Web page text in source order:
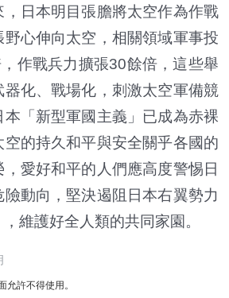
日本明目張膽將太空作為作戰
心伸向太空，相關領域軍事投
作戰兵力擴張30餘倍，這些舉
化、戰場化，刺激太空軍備競
「新型軍國主義」已成為赤裸
的持久和平與安全關乎各國的
愛好和平的人們應高度警惕日
動向，堅決遏阻日本右翼勢力
維護好全人類的共同家園。
允許不得使用。